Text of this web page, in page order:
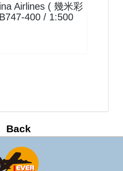
Airlines ( 幾米彩
400 / 1:500